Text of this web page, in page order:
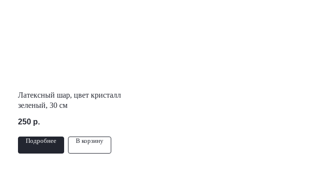
Латексный шар, цвет кристалл
зеленый, 30 см
250 р.
Подробнее В корзину